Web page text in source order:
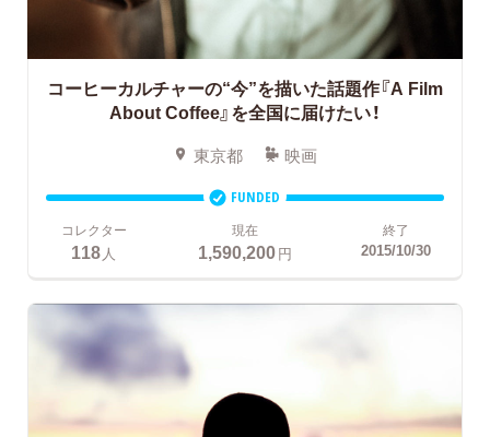
コーヒーカルチャーの“今”を描いた話題作『A Film
About Coffee』を全国に届けたい！
東京都 映画
FUNDED
コレクター
118 人
現在
1,590,200円
終了
2015/10/30